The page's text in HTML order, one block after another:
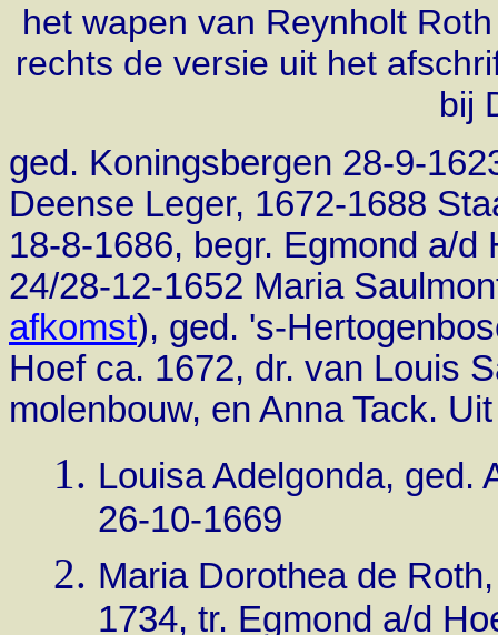
het wapen van Reynholt
rechts de versie uit het
bij
ged. Koningsbergen 28-9-
Deense Leger, 1672-1688
18-8-1686, begr. Egmond a/
24/28-12-1652 Maria
afkomst), ged. 's-
Hoef ca. 1672, dr. van Louis
molenbouw, en Anna Tack.
Louisa Adelgonda, ged.
26-10-1669
Maria Dorothea de
1734, tr. Egmond a/d